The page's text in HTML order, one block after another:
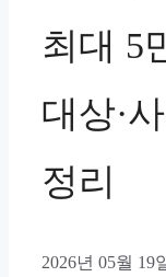
최대 5
대상·
정리
2026년 05월 19